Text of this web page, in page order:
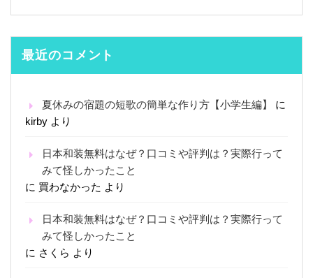
最近のコメント
夏休みの宿題の短歌の簡単な作り方【小学生編】
に
kirby より
日本和装無料はなぜ？口コミや評判は？実際行って
みて怪しかったこと
に 買わなかった より
日本和装無料はなぜ？口コミや評判は？実際行って
みて怪しかったこと
に さくら より